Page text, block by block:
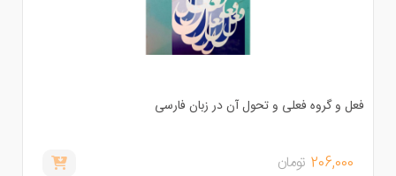
و گروه فعلی و تحول آن در زبان فارسی
206,000 تومان